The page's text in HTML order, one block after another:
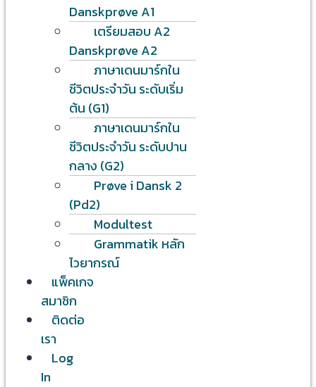
Danskprøve A1
เตรียมสอบ A2
Danskprøve A2
ภาษาเดนมาร์กใน
ชีวิตประจำวัน ระดับเริ่ม
ต้น (G1)
ภาษาเดนมาร์กใน
ชีวิตประจำวัน ระดับปาน
กลาง (G2)
Prøve i Dansk 2
(Pd2)
Modultest
Grammatik หลัก
ไวยากรณ์
แพ็คเกจ
สมาชิก
ติดต่อ
เรา
Log
In